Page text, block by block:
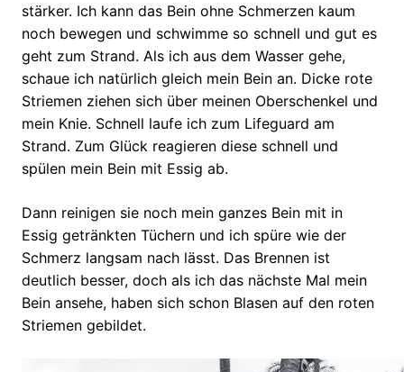
stärker. Ich kann das Bein ohne Schmerzen kaum
noch bewegen und schwimme so schnell und gut es
geht zum Strand. Als ich aus dem Wasser gehe,
schaue ich natürlich gleich mein Bein an. Dicke rote
Striemen ziehen sich über meinen Oberschenkel und
mein Knie. Schnell laufe ich zum Lifeguard am
Strand. Zum Glück reagieren diese schnell und
spülen mein Bein mit Essig ab.
Dann reinigen sie noch mein ganzes Bein mit in
Essig getränkten Tüchern und ich spüre wie der
Schmerz langsam nach lässt. Das Brennen ist
deutlich besser, doch als ich das nächste Mal mein
Bein ansehe, haben sich schon Blasen auf den roten
Striemen gebildet.